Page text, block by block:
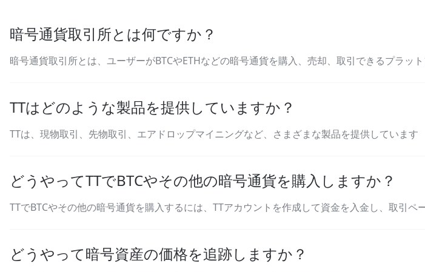
暗号通貨取引所とは何ですか？
暗号通貨取引所とは、ユーザーがBTCやETHなどの暗号通貨を購入、売却、取引できるプラッ
TTはどのような製品を提供していますか？
TTは、現物取引、先物取引、エアドロップマイニングなど、さまざまな製品を提供しています
どうやってTTでBTCやその他の暗号通貨を購入しますか？
TTでBTCやその他の暗号通貨を購入するには、TTアカウントを作成して資金を入金し、取引
どうやって暗号資産の価格を追跡しますか？